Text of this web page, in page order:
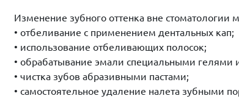
Изменение зубного оттенка вне
• отбеливание с применением дентальных кап;
• использование отбеливающих полосок;
• обрабатывание эмали специальными гелями
• чистка зубов абразивными пастами;
• самостоятельное удаление налета зубными